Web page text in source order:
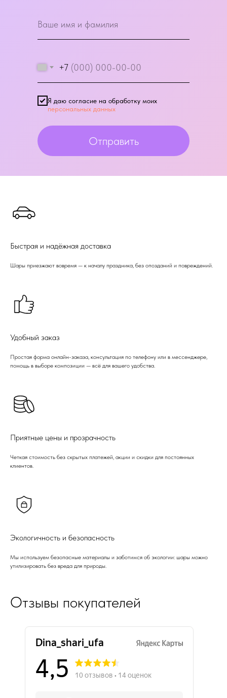
+7
Я даю согласие на обработку моих
персональных данных
Отправить
Быстрая и надёжная доставка
Шары приезжают вовремя — к началу праздника, без опозданий и повреждений.
Удобный заказ
Простая форма онлайн-заказа, консультация по телефону или в мессенджере,
помощь в выборе композиции — всё для вашего удобства.
Приятные цены и прозрачность
Четкая стоимость без скрытых платежей, акции и скидки для постоянных
клиентов.
Экологичность и безопасность
Мы используем безопасные материалы и заботимся об экологии: шары можно
утилизировать без вреда для природы.
Отзывы покупателей